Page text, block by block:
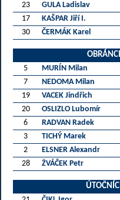
23
GULA Ladislav
17
KAŠPAR Jiří I.
30
ČERMÁK Karel
OBRÁNCI
5
MURÍN Milan
7
NEDOMA Milan
19
VACEK Jindřich
20
OSLIZLO Lubomír
6
RADVAN Radek
3
TICHÝ Marek
2
ELSNER Alexandr
28
ŽVÁČEK Petr